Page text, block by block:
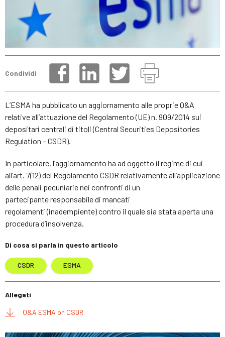
Condividi
L’ESMA ha pubblicato un aggiornamento alle proprie Q&A
relative all’attuazione del Regolamento (UE) n. 909/2014 sui
depositari centrali di titoli (Central Securities Depositories
Regulation – CSDR).
In particolare, l’aggiornamento ha ad oggetto il regime di cui
all’art. 7(12) del Regolamento CSDR relativamente all’applicazione
delle penali pecuniarie nei confronti di un
partecipante responsabile di mancati
regolamenti (inadempiente) contro il quale sia stata aperta una
procedura d’insolvenza.
Di cosa si parla in questo articolo
CSDR ESMA
Allegati
Q&A ESMA on CSDR